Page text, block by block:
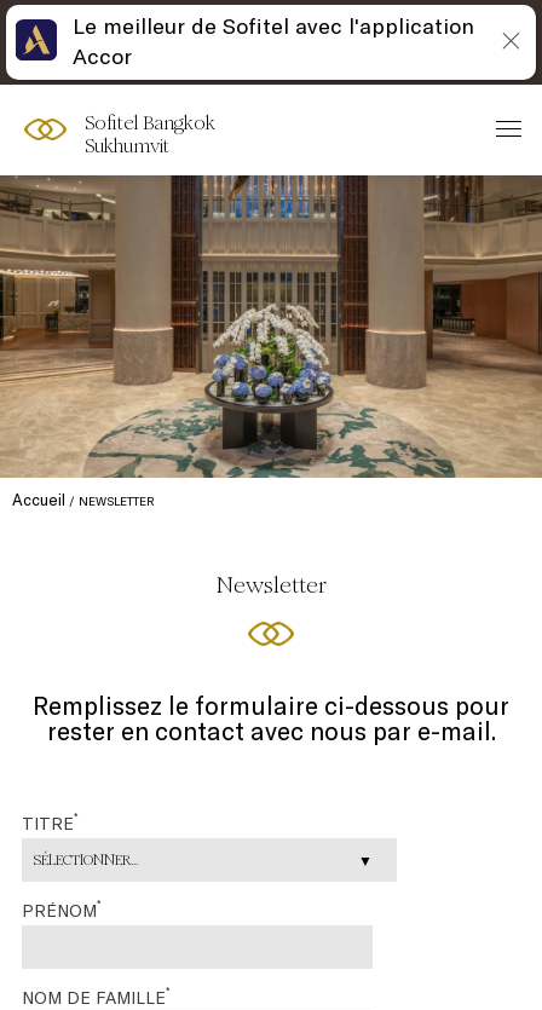
Sofitel Bangkok
Sukhumvit
Accueil NEWSLETTER
Newsletter
Remplissez le formulaire ci-dessous pour
rester en contact avec nous par e-mail.
TITRE*
SÉLECTIONNER...
PRÉNOM*
NOM DE FAMILLE*
Le meilleur de Sofitel avec l'application
Accor